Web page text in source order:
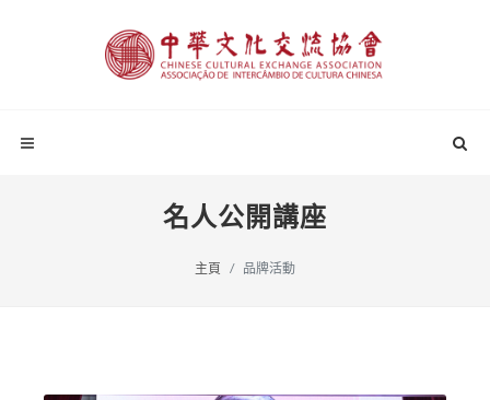
名人公開講座
主頁 品牌活動